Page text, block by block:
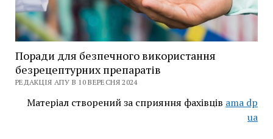
Поради для безпечного використання
безрецептурних препаратів
РЕДАКЦІЯ АПУ В 10 ВЕРЕСНЯ 2024
Матеріал створений за сприяння фахівців ama dp
ua